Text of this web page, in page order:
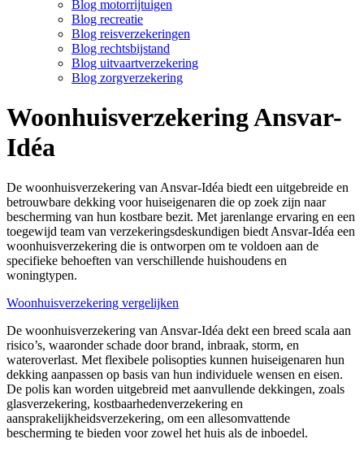
Blog motorrijtuigen
Blog recreatie
Blog reisverzekeringen
Blog rechtsbijstand
Blog uitvaartverzekering
Blog zorgverzekering
Woonhuisverzekering Ansvar-
Idéa
De woonhuisverzekering van Ansvar-Idéa biedt een uitgebreide en
betrouwbare dekking voor huiseigenaren die op zoek zijn naar
bescherming van hun kostbare bezit. Met jarenlange ervaring en een
toegewijd team van verzekeringsdeskundigen biedt Ansvar-Idéa een
woonhuisverzekering die is ontworpen om te voldoen aan de
specifieke behoeften van verschillende huishoudens en
woningtypen.
Woonhuisverzekering vergelijken
De woonhuisverzekering van Ansvar-Idéa dekt een breed scala aan
risico’s, waaronder schade door brand, inbraak, storm, en
wateroverlast. Met flexibele polisopties kunnen huiseigenaren hun
dekking aanpassen op basis van hun individuele wensen en eisen.
De polis kan worden uitgebreid met aanvullende dekkingen, zoals
glasverzekering, kostbaarhedenverzekering en
aansprakelijkheidsverzekering, om een allesomvattende
bescherming te bieden voor zowel het huis als de inboedel.